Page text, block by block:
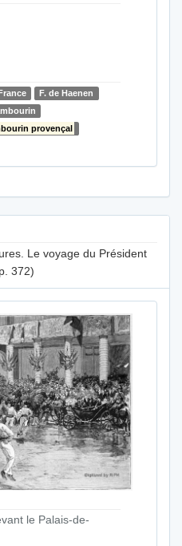
F. de Haenen
provençal
Le voyage du Président
372)
le Palais-de-